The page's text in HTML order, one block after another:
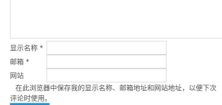
显示名称 *
邮箱 *
网站
在此浏览器中保存我的显示名称、邮箱地址和网站地址，以便下次
评论时使用。